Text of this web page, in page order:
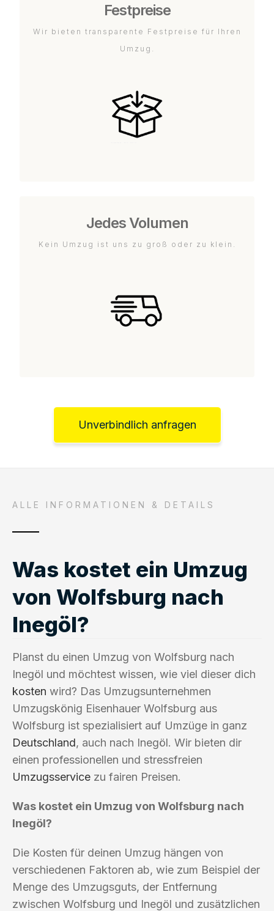
Festpreise
Wir bieten transparente Festpreise für Ihren
Umzug.
Jedes Volumen
Kein Umzug ist uns zu groß oder zu klein.
Unverbindlich anfragen
ALLE INFORMATIONEN & DETAILS
Was kostet ein Umzug
von Wolfsburg nach
Inegöl?
Planst du einen Umzug von Wolfsburg nach
Inegöl und möchtest wissen, wie viel dieser dich
kosten wird? Das Umzugsunternehmen
Umzugskönig Eisenhauer Wolfsburg aus
Wolfsburg ist spezialisiert auf Umzüge in ganz
Deutschland, auch nach Inegöl. Wir bieten dir
einen professionellen und stressfreien
Umzugsservice zu fairen Preisen.
Was kostet ein Umzug von Wolfsburg nach
Inegöl?
Die Kosten für deinen Umzug hängen von
verschiedenen Faktoren ab, wie zum Beispiel der
Menge des Umzugsguts, der Entfernung
zwischen Wolfsburg und Inegöl und zusätzlichen